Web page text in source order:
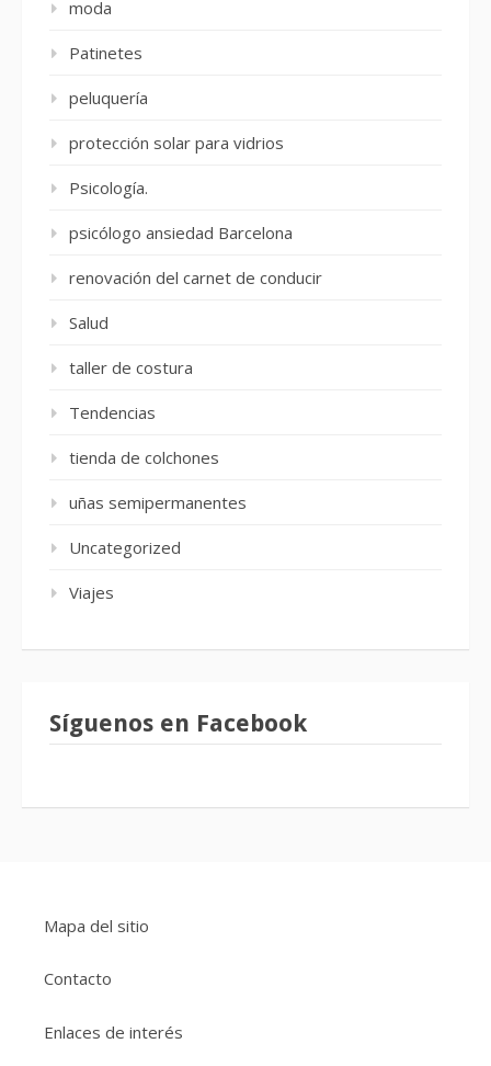
moda
Patinetes
peluquería
protección solar para vidrios
Psicología.
psicólogo ansiedad Barcelona
renovación del carnet de conducir
Salud
taller de costura
Tendencias
tienda de colchones
uñas semipermanentes
Uncategorized
Viajes
Síguenos en Facebook
Mapa del sitio
Contacto
Enlaces de interés